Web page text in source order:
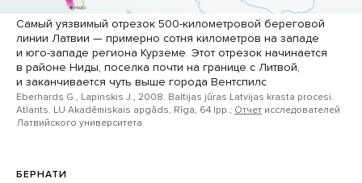
Самый уязвимый отрезок 500-километровой береговой
линии Латвии — примерно сотня километров на западе
и юго-западе региона Курземе. Этот отрезок начинается
в районе Ниды, поселка почти на границе с Литвой,
и заканчивается чуть выше города Вентспилс
Eberhards G., Lapinskis J., 2008. Baltijas jūras Latvijas krasta procesi.
Atlants. LU Akadēmiskais apgāds, Rīga, 64 lpp.; Отчет исследователей
Латвийского университета
БЕРНАТИ